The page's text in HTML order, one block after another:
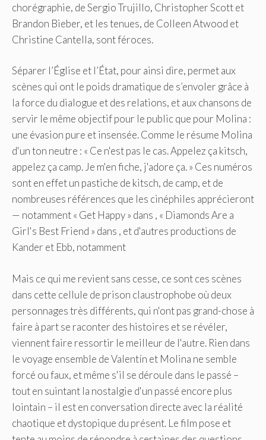
chorégraphie, de Sergio Trujillo, Christopher Scott et
Brandon Bieber, et les tenues, de Colleen Atwood et
Christine Cantella, sont féroces.
Séparer l’Église et l’État, pour ainsi dire, permet aux
scènes qui ont le poids dramatique de s’envoler grâce à
la force du dialogue et des relations, et aux chansons de
servir le même objectif pour le public que pour Molina :
une évasion pure et insensée. Comme le résume Molina
d'un ton neutre : « Ce n'est pas le cas. Appelez ça kitsch,
appelez ça camp. Je m'en fiche, j'adore ça. » Ces numéros
sont en effet un pastiche de kitsch, de camp, et de
nombreuses références que les cinéphiles apprécieront
— notamment « Get Happy » dans , « Diamonds Are a
Girl's Best Friend » dans , et d'autres productions de
Kander et Ebb, notamment
Mais ce qui me revient sans cesse, ce sont ces scènes
dans cette cellule de prison claustrophobe où deux
personnages très différents, qui n'ont pas grand-chose à
faire à part se raconter des histoires et se révéler,
viennent faire ressortir le meilleur de l'autre. Rien dans
le voyage ensemble de Valentín et Molina ne semble
forcé ou faux, et même s'il se déroule dans le passé –
tout en suintant la nostalgie d'un passé encore plus
lointain – il est en conversation directe avec la réalité
chaotique et dystopique du présent. Le film pose et